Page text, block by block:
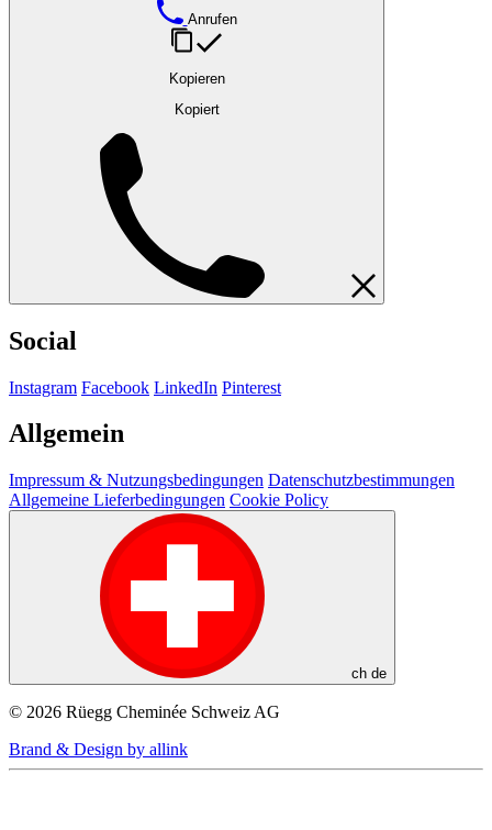
Anrufen
Kopieren
Kopiert
Social
Instagram Facebook LinkedIn Pinterest
Allgemein
Impressum & Nutzungsbedingungen Datenschutzbestimmungen
Allgemeine Lieferbedingungen Cookie Policy
ch de
© 2026 Rüegg Cheminée Schweiz AG
Brand & Design by allink